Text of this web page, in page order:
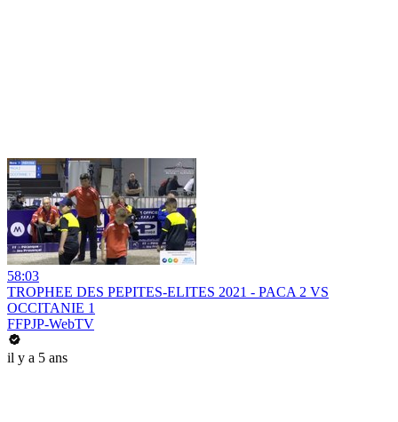
58:03
TROPHEE DES PEPITES-ELITES 2021 - PACA 2 VS
OCCITANIE 1
FFPJP-WebTV
il y a 5 ans